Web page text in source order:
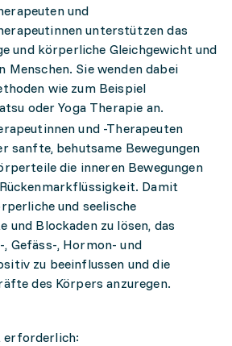
und
unterstützen das
und körperliche Gleichgewicht und
Menschen. Sie wenden dabei
wie zum Beispiel
oder Yoga Therapie an.
und -Therapeuten
sanfte, behutsame Bewegungen
die inneren Bewegungen
Damit
und seelische
und Blockaden zu lösen, das
Gefäss-, Hormon- und
zu beeinflussen und die
des Körpers anzuregen.